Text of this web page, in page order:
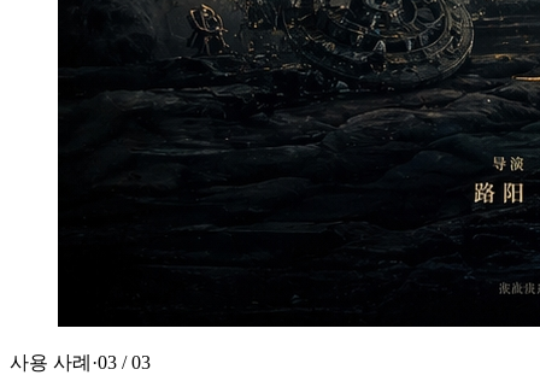
사용 사례 ·03 /03